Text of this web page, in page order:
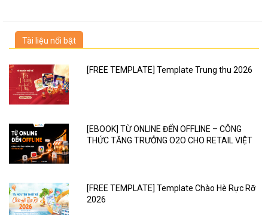
Tài liệu nổi bật
[FREE TEMPLATE] Template Trung thu 2026
[EBOOK] TỪ ONLINE ĐẾN OFFLINE – CÔNG
THỨC TĂNG TRƯỞNG O2O CHO RETAIL VIỆT
[FREE TEMPLATE] Template Chào Hè Rực Rỡ
2026